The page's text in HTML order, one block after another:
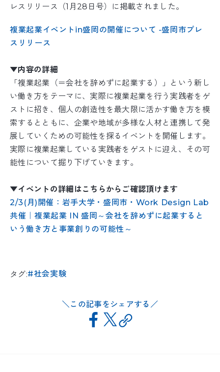
レスリリース（1月28日号）に掲載されました。
複業起業イベントin盛岡の開催について -盛岡市プレ
スリリース
▼内容の詳細
「複業起業（＝会社を辞めずに起業する）」という新し
い働き方をテーマに、実際に複業起業を行う実践者をゲ
ストに招き、個人の創造性を最大限に活かす働き方を模
索するとともに、企業や地域が多様な人材と連携して発
展していくための可能性を探るイベントを開催します。
実際に複業起業している実践者をゲストに迎え、その可
能性について掘り下げていきます。
▼イベントの詳細はこちらからご確認頂けます
2/3(月)開催：岩手大学・盛岡市・Work Design Lab
共催｜複業起業 IN 盛岡～会社を辞めずに起業すると
いう働き方と事業創りの可能性～
タグ: 社会実験
この記事をシェアする